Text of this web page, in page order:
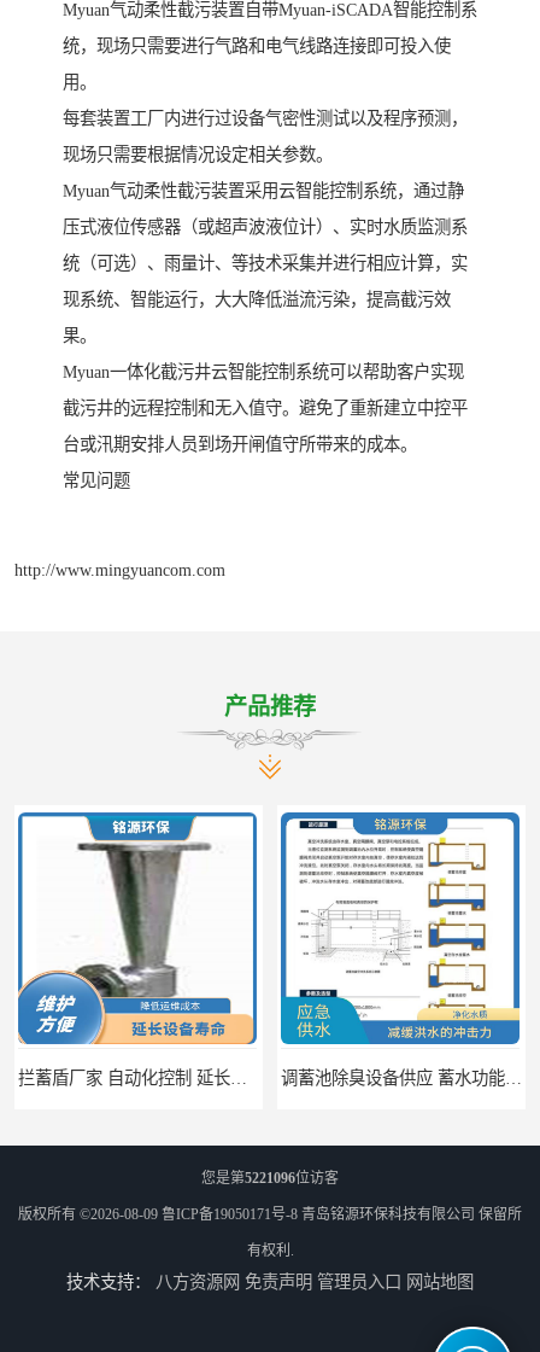
Myuan气动柔性截污装置自带Myuan-iSCADA智能控制系
统，现场只需要进行气路和电气线路连接即可投入使
用。
每套装置工厂内进行过设备气密性测试以及程序预测，
现场只需要根据情况设定相关参数。
Myuan气动柔性截污装置采用云智能控制系统，通过静
压式液位传感器（或超声波液位计）、实时水质监测系
统（可选）、雨量计、等技术采集并进行相应计算，实
现系统、智能运行，大大降低溢流污染，提高截污效
果。
Myuan一体化截污井云智能控制系统可以帮助客户实现
截污井的远程控制和无入值守。避免了重新建立中控平
台或汛期安排人员到场开闸值守所带来的成本。
常见问题
http://www.mingyuancom.com
产品推荐
拦蓄盾厂家 自动化控制 延长其使用寿命 调蓄池除臭设备供应 蓄水功能 暂时储存大量雨水
您是第5221096位访客
版权所有 ©2026-08-09 鲁ICP备19050171号-8 青岛铭源环保科技有限公司 保留所
有权利.
技术支持： 八方资源网 免责声明 管理员入口 网站地图